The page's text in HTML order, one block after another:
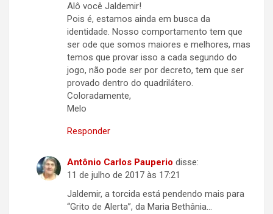
Alô você Jaldemir!
Pois é, estamos ainda em busca da
identidade. Nosso comportamento tem que
ser ode que somos maiores e melhores, mas
temos que provar isso a cada segundo do
jogo, não pode ser por decreto, tem que ser
provado dentro do quadrilátero.
Coloradamente,
Melo
Responder
Antônio Carlos Pauperio disse:
11 de julho de 2017 às 17:21
Jaldemir, a torcida está pendendo mais para
“Grito de Alerta”, da Maria Bethânia…